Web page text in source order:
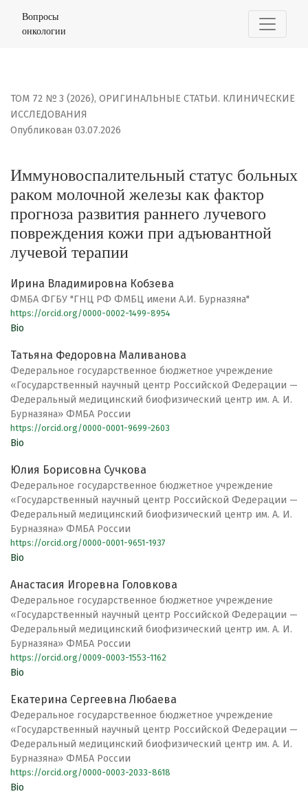
Иммуновоспалительный статус больных раком
Вопросы
онкологии
ТОМ 72 № 3 (2026), ОРИГИНАЛЬНЫЕ СТАТЬИ. КЛИНИЧЕСКИЕ
ИССЛЕДОВАНИЯ
Иммуновоспалительный статус больных
раком молочной железы как фактор
прогноза развития раннего лучевого
повреждения кожи при адъювантной
лучевой терапии
Опубликован 03.07.2026
Ирина Владимировна Кобзева
ФМБА ФГБУ "ГНЦ РФ ФМБЦ имени А.И. Бурназяна"
https://orcid.org/0000-0002-1499-8954
Bio
Татьяна Федоровна Маливанова
Федеральное государственное бюджетное учреждение
«Государственный научный центр Российской Федерации —
Федеральный медицинский биофизический центр им. А. И.
Бурназяна» ФМБА России
https://orcid.org/0000-0001-9699-2603
Bio
Юлия Борисовна Сучкова
Федеральное государственное бюджетное учреждение
«Государственный научный центр Российской Федерации —
Федеральный медицинский биофизический центр им. А. И.
Бурназяна» ФМБА России
https://orcid.org/0000-0001-9651-1937
Bio
Анастасия Игоревна Головкова
Федеральное государственное бюджетное учреждение
«Государственный научный центр Российской Федерации —
Федеральный медицинский биофизический центр им. А. И.
Бурназяна» ФМБА России
https://orcid.org/0009-0003-1553-1162
Bio
Екатерина Сергеевна Любаева
Федеральное государственное бюджетное учреждение
«Государственный научный центр Российской Федерации —
Федеральный медицинский биофизический центр им. А. И.
Бурназяна» ФМБА России
https://orcid.org/0000-0003-2033-8618
Bio